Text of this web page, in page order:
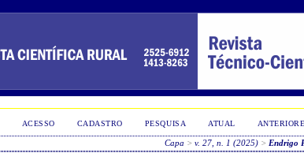
ACESSO CADASTRO PESQUISA ATUAL
Capa >v. 27, n. 1 (2025) > Endrigo